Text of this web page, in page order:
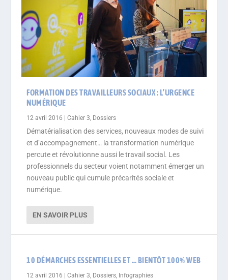
FORMATION DES TRAVAILLEURS SOCIAUX : L’URGENCE
NUMÉRIQUE
12 avril 2016 |Cahier 3, Dossiers
Dématérialisation des services, nouveaux modes de suivi
et d’accompagnement… la transformation numérique
percute et révolutionne aussi le travail social. Les
professionnels du secteur voient notamment émerger un
nouveau public qui cumule précarités sociale et
numérique.
EN SAVOIR PLUS
10 DÉMARCHES ESSENTIELLES ET … BIENTÔT 100% WEB
12 avril 2016 |Cahier 3, Dossiers, Infographies